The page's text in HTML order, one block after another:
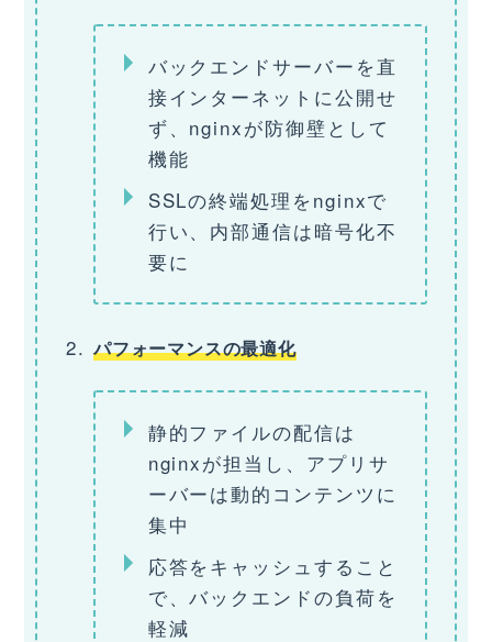
バックエンドサーバーを直
接インターネットに公開せ
ず、nginxが防御壁として
機能
SSLの終端処理をnginxで
行い、内部通信は暗号化不
要に
パフォーマンスの最適化
静的ファイルの配信は
nginxが担当し、アプリサ
ーバーは動的コンテンツに
集中
応答をキャッシュすること
で、バックエンドの負荷を
軽減